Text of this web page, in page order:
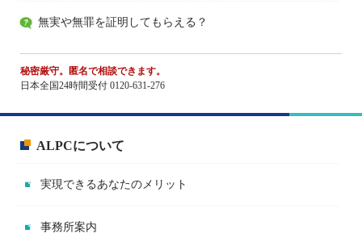
無実や無罪を証明してもらえる？
秘密厳守。匿名で相談できます。
日本全国24時間受付 0120-631-276
ALPCについて
実現できるあなたのメリット
事務所案内